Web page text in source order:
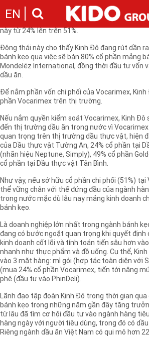
EN
Giới thiệu
Câu chuyện KIDO
Nhà sáng lập
Ngành hàng
Ngành gia vị
Ngành bánh
Tin tức & sự kiện
Nhà đầu tư
Thông điệp
Ban điều hành
Báo cáo
Thông tin cổ phần
Các công ty thành viên
Liên hệ
Liên hệ
Nghề nghiệp
Giới thiệu
Nhu cầu tuyển dụng
Hội đồng quản trị Công ty cổ phần Kinh Đô
tờ trình đầu tư thêm vào Tổng công ty Công
Nam (Vocarimex) để nâng mức sở hữu của
này từ 24% lên trên 51%.
Động thái này cho thấy Kinh Đô đang rút dần
bánh kẹo qua việc sẽ bán 80% cổ phần mảng
Mondelēz International, đồng thời đầu tư vốn
dầu ăn.
Để nắm phần vốn chi phối của Vocarimex,
phần Vocarimex trên thị trường.
Nếu nắm quyền kiểm soát Vocarimex, Kinh Đô
đến thị trường dầu ăn trong nước vì
quan trọng trên thị trường dầu thực vật, hiện
của Dầu thực vật Tường An, 24% cổ phần tại
(nhãn hiệu Neptune, Simply), 49% cổ phần
cổ phần tại Dầu thực vật Tân Bình.
Như vậy, nếu sở hữu cổ phần chi phối (51%) tại
thể vững chân với thế đứng đầu của ngành
trong nước mặc dù lâu nay mảng kinh doanh
bánh kẹo.
Là doanh nghiệp lớn nhất trong ngành bánh
đang có bước ngoặt quan trọng khi quyết định
kinh doanh cốt lõi và tính toán tiến sâu hơn
nhanh như thực phẩm và đồ uống. Cụ thể,
vào 3 mặt hàng: mì gói (hợp tác toàn diện với
(mua 24% cổ phần Vocarimex, tiến tới nâng
phê (đầu tư vào PhinDeli).
Lãnh đạo tập đoàn Kinh Đô trong thời gian qua
bánh kẹo trong những năm gần đây tăng
từ lâu đã tìm cơ hội đầu tư vào ngành hàng
hàng ngày với người tiêu dùng, trong đó có dầu
Riêng ngành dầu ăn Việt Nam có qui mô hơn